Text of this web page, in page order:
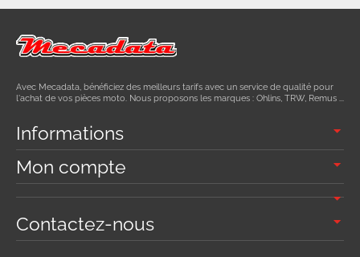
Avec Mecadata, bénéficiez des meilleurs tarifs avec un service de qualité pour
l'achat de vos pièces moto. Nous proposons les marques : Ohlins, TRW, Remus ...
Informations
Mon compte
Contactez-nous